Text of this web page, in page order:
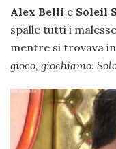
Alex Belli e Soleil
spalle tutti i
mentre si trovava
gioco, giochiamo.